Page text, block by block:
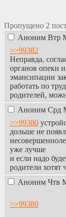
Пропущено 2
Аноним Втр
>>99382
Неправда,
органов опеки
эмансипации
работать по
родителей,
Аноним Срд
>>99380
дольше не
уже лучше
и если надо
родители хотят
Аноним Чтв
>>99380